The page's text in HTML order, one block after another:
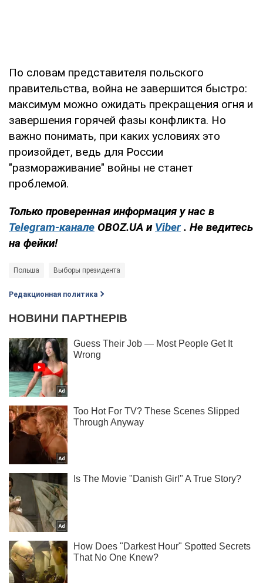
По словам представителя польского
правительства, война не завершится быстро:
максимум можно ожидать прекращения огня и
завершения горячей фазы конфликта. Но
важно понимать, при каких условиях это
произойдет, ведь для России
"размораживание" войны не станет
проблемой.
Только проверенная информация у нас в
Telegram-канале OBOZ.UA и Viber . Не ведитесь
на фейки!
Польша Выборы президента
Редакционная политика